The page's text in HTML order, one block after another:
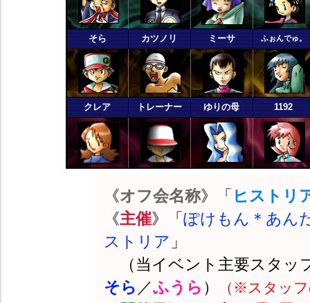
そら カツノリ ミーサ ふぉんでゅ。
クレア トレーナー ゆりの母 1192
《オフ会名称》「 ヒストリ
《主催》「 ぽけもん＊あん
ストリア 」
（当イベント主要スタッ
そら ／ふうら ） （※スタッ